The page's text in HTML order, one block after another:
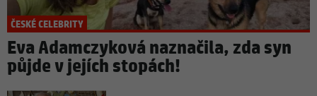
ČESKÉ CELEBRITY
Eva Adamczyková naznačila, zda syn
půjde v jejích stopách!